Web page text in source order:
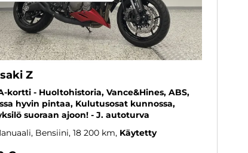
Z
kortti - Huoltohistoria, Vance&Hines, ABS,
hyvin pintaa, Kulutusosat kunnossa,
suoraan ajoon! - J. autoturva
Bensiini, 18 200 km Käytetty